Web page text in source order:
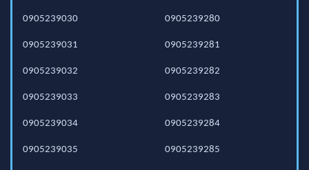
0905239030
0905239031
0905239032
0905239033
0905239034
0905239035
0905239280
0905239281
0905239282
0905239283
0905239284
0905239285